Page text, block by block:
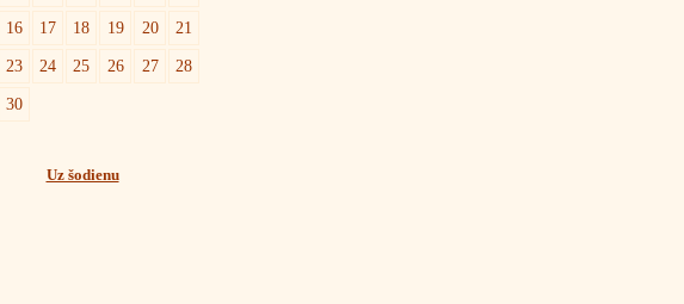
16 17 18 19 20
21
23 24 25 26 27
28
30
Uz šodienu